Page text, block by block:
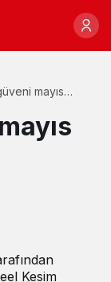
mayıs
Kesim